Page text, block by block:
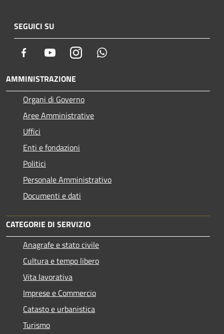
SEGUICI SU
Facebook YoutubeInstagram
AMMINISTRAZIONE
Organi di Governo
Aree Amministrative
Uffici
Enti e fondazioni
Politici
Personale Amministrativo
Documenti e dati
CATEGORIE DI SERVIZIO
Anagrafe e stato civile
Cultura e tempo libero
Vita lavorativa
Imprese e Commercio
Catasto e urbanistica
Turismo